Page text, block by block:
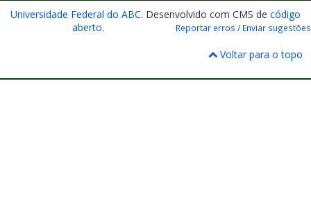
Universidade Federal do ABC. Desenvolvido com CMS de código
aberto. Reportar erros / Enviar sugestões
Voltar para o topo